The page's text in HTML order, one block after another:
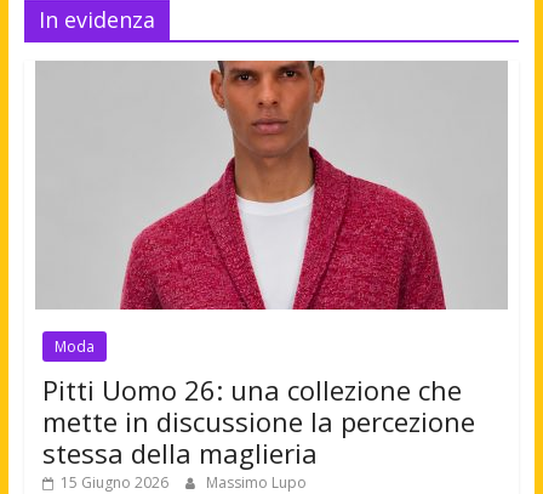
In evidenza
Moda
Pitti Uomo 26: una collezione che
mette in discussione la percezione
stessa della maglieria
15 Giugno 2026 Massimo Lupo